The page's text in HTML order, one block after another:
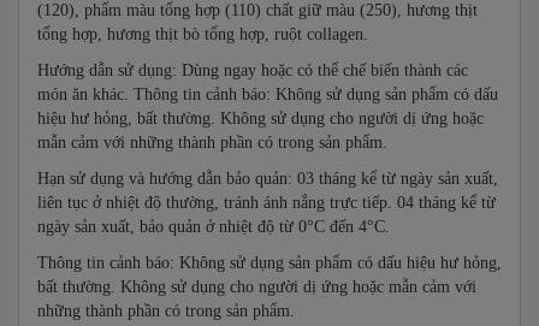
(120), phẩm màu tổng hợp (110) chất giữ màu (250), hương thịt
tổng hợp, hương thịt bò tổng hợp, ruột collagen.
Hướng dẫn sử dụng: Dùng ngay hoặc có thể chế biến thành các
món ăn khác. Thông tin cảnh báo: Không sử dụng sản phẩm có dấu
hiệu hư hỏng, bất thường. Không sử dụng cho người dị ứng hoặc
mẫn cảm với những thành phần có trong sản phẩm.
Hạn sử dụng và hướng dẫn bảo quản: 03 tháng kể từ ngày sản xuất,
liên tục ở nhiệt độ thường, tránh ánh nắng trực tiếp. 04 tháng kể từ
ngày sản xuất, bảo quản ở nhiệt độ từ 0°C đến 4°C.
Thông tin cảnh báo: Không sử dụng sản phẩm có dấu hiệu hư hỏng,
bất thường. Không sử dụng cho người dị ứng hoặc mẫn cảm với
những thành phần có trong sản phẩm.